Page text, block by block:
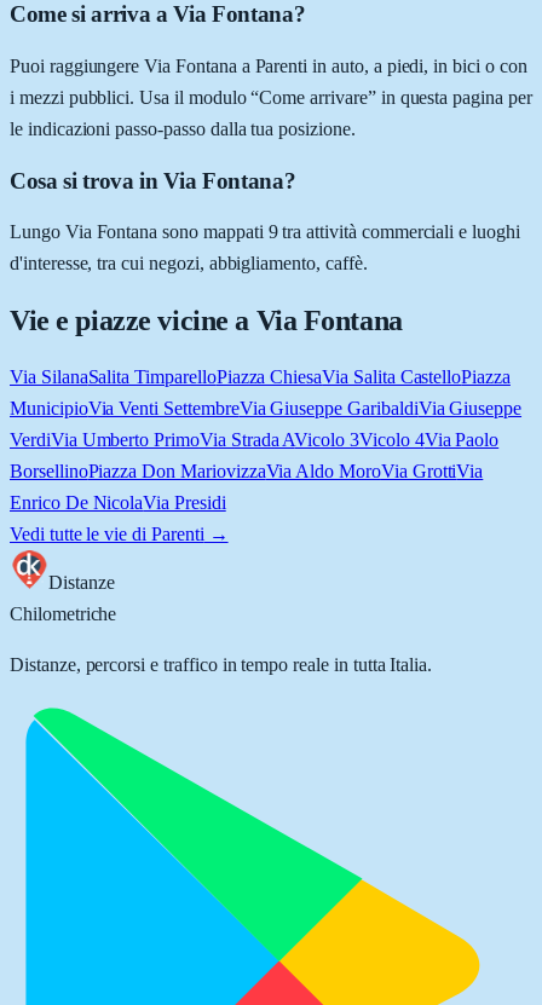
Come si arriva a Via Fontana?
Puoi raggiungere Via Fontana a Parenti in auto, a piedi, in bici o con
i mezzi pubblici. Usa il modulo “Come arrivare” in questa pagina per
le indicazioni passo-passo dalla tua posizione.
Cosa si trova in Via Fontana?
Lungo Via Fontana sono mappati 9 tra attività commerciali e luoghi
d'interesse, tra cui negozi, abbigliamento, caffè.
Vie e piazze vicine a Via Fontana
Via SilanaSalita TimparelloPiazza ChiesaVia Salita CastelloPiazza
MunicipioVia Venti SettembreVia Giuseppe GaribaldiVia Giuseppe
VerdiVia Umberto PrimoVia Strada AVicolo 3Vicolo 4Via Paolo
BorsellinoPiazza Don MariovizzaVia Aldo MoroVia GrottiVia
Enrico De NicolaVia Presidi
Vedi tutte le vie di Parenti →
Distanze
Chilometriche
Distanze, percorsi e traffico in tempo reale in tutta Italia.